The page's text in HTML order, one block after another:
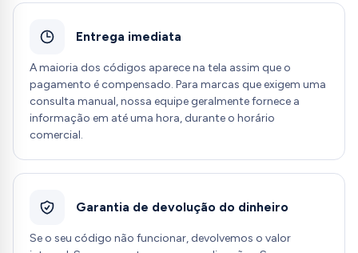
Entrega imediata
A maioria dos códigos aparece na tela assim que o
pagamento é compensado. Para marcas que exigem uma
consulta manual, nossa equipe geralmente fornece a
informação em até uma hora, durante o horário
comercial.
Garantia de devolução do dinheiro
Se o seu código não funcionar, devolvemos o valor